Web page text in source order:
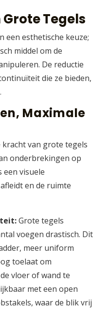
Tegels
een esthetische keuze;
middel om de
De reductie
die ze bieden,
Maximale
van grote tegels
onderbrekingen op
een visuele
en de ruimte
Grote tegels
voegen drastisch. Dit
meer uniform
toelaat om
vloer of wand te
met een open
waar de blik vrij